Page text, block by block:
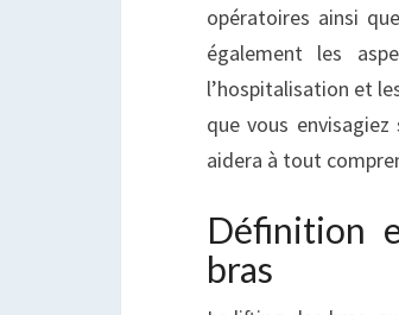
opératoires ainsi
également les
l’hospitalisation et
que vous
aidera à tout
Définition
bras